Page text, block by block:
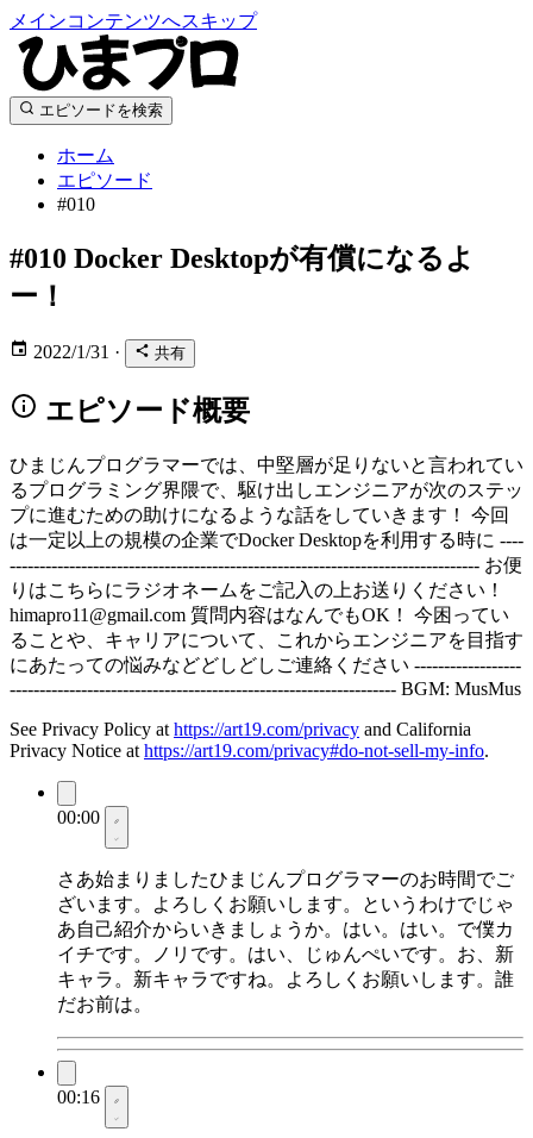
メインコンテンツへスキップ
エピソードを検索
ホーム
エピソード
#010
#010 Docker Desktopが有償になるよ
ー！
2022/1/31 · 共有
エピソード概要
ひまじんプログラマーでは、中堅層が足りないと言われてい
るプログラミング界隈で、駆け出しエンジニアが次のステッ
プに進むための助けになるような話をしていきます！ 今回
は一定以上の規模の企業でDocker Desktopを利用する時に ----
------------------------------------------------------------------------------- お便
りはこちらにラジオネームをご記入の上お送りください！
himapro11@gmail.com 質問内容はなんでもOK！ 今困ってい
ることや、キャリアについて、これからエンジニアを目指す
にあたっての悩みなどどしどしご連絡ください ------------------
----------------------------------------------------------------- BGM: MusMus
See Privacy Policy at https://art19.com/privacy and California
Privacy Notice at https://art19.com/privacy#do-not-sell-my-info.
00:00
さあ始まりましたひまじんプログラマーのお時間でご
ざいます。よろしくお願いします。というわけでじゃ
あ自己紹介からいきましょうか。はい。はい。で僕カ
イチです。ノリです。はい、じゅんぺいです。お、新
キャラ。新キャラですね。よろしくお願いします。誰
だお前は。
00:16